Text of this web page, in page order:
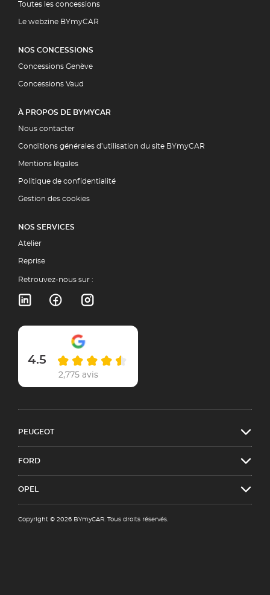
Toutes les concessions
Le webzine BYmyCAR
NOS CONCESSIONS
Concessions Genève
Concessions Vaud
À PROPOS DE BYMYCAR
Nous contacter
Conditions générales d’utilisation du site BYmyCAR
Mentions légales
Politique de confidentialité
Gestion des cookies
NOS SERVICES
Atelier
Reprise
Retrouvez-nous sur :
4.5
2,775 avis
PEUGEOT
FORD
OPEL
Copyright © 2026 BYmyCAR. Tous droits réservés.